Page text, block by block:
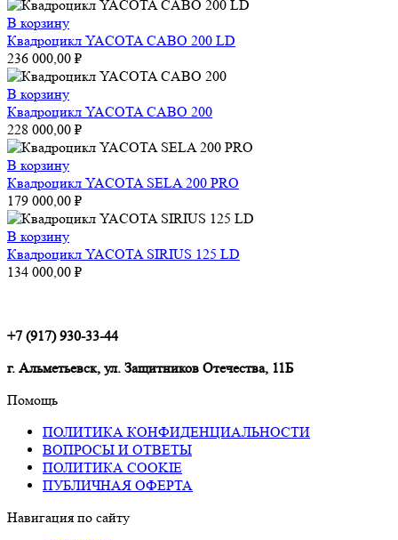
В корзину
Квадроцикл YACOTA CABO 200 LD
236 000,00 ₽
В корзину
Квадроцикл YACOTA CABO 200
228 000,00 ₽
В корзину
Квадроцикл YACOTA SELA 200 PRO
179 000,00 ₽
В корзину
Квадроцикл YACOTA SIRIUS 125 LD
134 000,00 ₽
+7 (917) 930-33-44
г. Альметьевск, ул. Защитников Отечества, 11Б
Помощь
ПОЛИТИКА КОНФИДЕНЦИАЛЬНОСТИ
ВОПРОСЫ И ОТВЕТЫ
ПОЛИТИКА COOKIE
ПУБЛИЧНАЯ ОФЕРТА
Навигация по сайту